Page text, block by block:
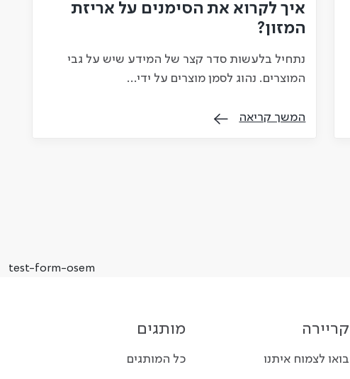
איך לקרוא את הסימנים על אריזת
המזון?
נתחיל בלעשות סדר קצר של המידע שיש על גבי
המוצרים. נהוג לסמן מוצרים על ידי…
המשך קריאה
test-form-osem
מותגים
כל המותגים
קריירה
בואו לצמוח איתנו